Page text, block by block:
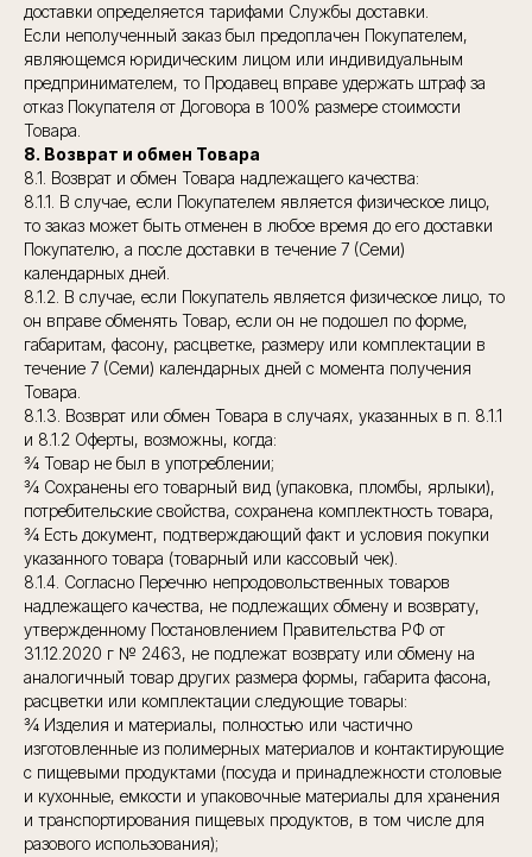
доставки определяется тарифами Службы доставки.
Если неполученный заказ был предоплачен Покупателем,
являющемся юридическим лицом или индивидуальным
предпринимателем, то Продавец вправе удержать штраф за
отказ Покупателя от Договора в 100% размере стоимости
Товара.
8. Возврат и обмен Товара
8.1. Возврат и обмен Товара надлежащего качества:
8.1.1. В случае, если Покупателем является физическое лицо,
то заказ может быть отменен в любое время до его доставки
Покупателю, а после доставки в течение 7 (Семи)
календарных дней.
8.1.2. В случае, если Покупатель является физическое лицо, то
он вправе обменять Товар, если он не подошел по форме,
габаритам, фасону, расцветке, размеру или комплектации в
течение 7 (Семи) календарных дней с момента получения
Товара.
8.1.3. Возврат или обмен Товара в случаях, указанных в п. 8.1.1
и 8.1.2 Оферты, возможны, когда:
¾ Товар не был в употреблении;
¾ Сохранены его товарный вид (упаковка, пломбы, ярлыки),
потребительские свойства, сохранена комплектность товара,
¾ Есть документ, подтверждающий факт и условия покупки
указанного товара (товарный или кассовый чек).
8.1.4. Согласно Перечню непродовольственных товаров
надлежащего качества, не подлежащих обмену и возврату,
утвержденному Постановлением Правительства РФ от
31.12.2020 г № 2463, не подлежат возврату или обмену на
аналогичный товар других размера формы, габарита фасона,
расцветки или комплектации следующие товары:
¾ Изделия и материалы, полностью или частично
изготовленные из полимерных материалов и контактирующие
с пищевыми продуктами (посуда и принадлежности столовые
и кухонные, емкости и упаковочные материалы для хранения
и транспортирования пищевых продуктов, в том числе для
разового использования);